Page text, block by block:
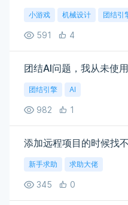
小游戏 机械设计 团结引
591 4
团结引擎 AI
982 1
添加远程项目的时候找
新手求助 求助大佬
345 0